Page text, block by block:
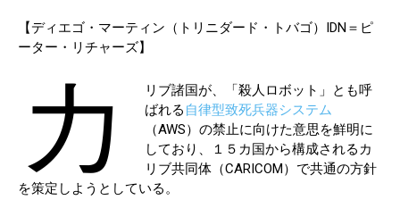
【ディエゴ・マーティン（トリニダード・トバゴ）IDN＝ピ
ーター・リチャーズ】
カ
リブ諸国が、「殺人ロボット」とも呼
ばれる 自律型致死兵器システム
（AWS）の禁止に向けた意思を鮮明に
しており、１５カ国から構成されるカ
リブ共同体（CARICOM）で共通の方針
を策定しようとしている。